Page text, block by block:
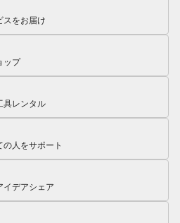
スをお届け
ップ
具レンタル
人をサポート
イデアシェア